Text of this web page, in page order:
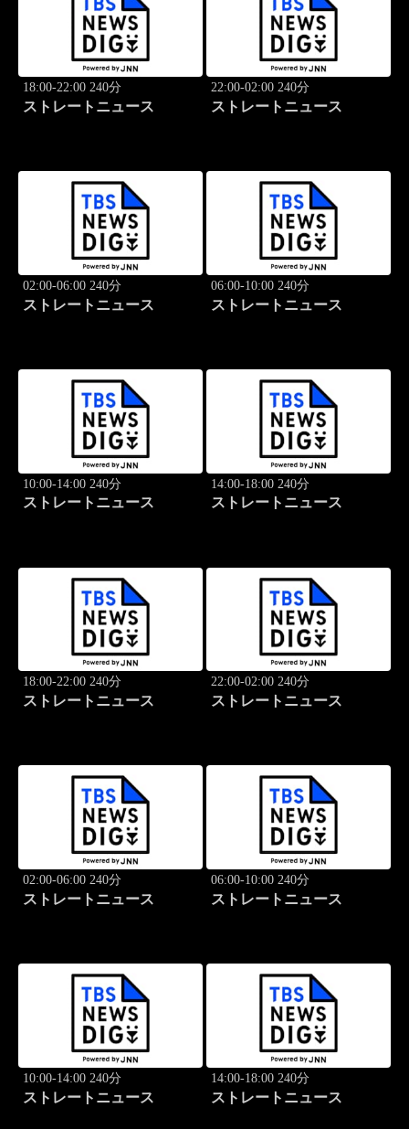
18:00-22:00 240分
ストレートニュース
22:00-02:00 240分
ストレートニュース
02:00-06:00 240分
ストレートニュース
06:00-10:00 240分
ストレートニュース
10:00-14:00 240分
ストレートニュース
14:00-18:00 240分
ストレートニュース
18:00-22:00 240分
ストレートニュース
22:00-02:00 240分
ストレートニュース
02:00-06:00 240分
ストレートニュース
06:00-10:00 240分
ストレートニュース
10:00-14:00 240分
ストレートニュース
14:00-18:00 240分
ストレートニュース